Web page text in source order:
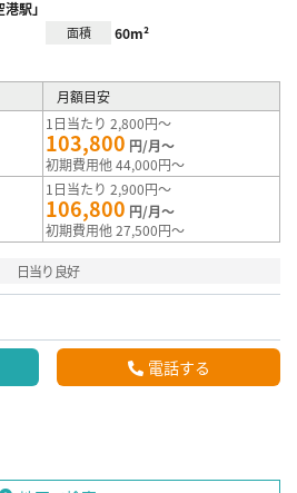
駅」
面積 60m²
月額目安
1日当たり 2,800円～
103,800 円/月～
初期費用他 44,000円～
1日当たり 2,900円～
106,800 円/月～
初期費用他 27,500円～
日当り良好
電話する